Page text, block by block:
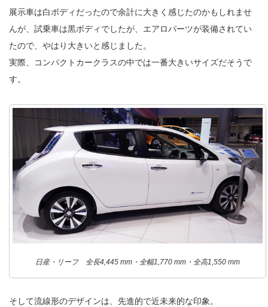
展示車は白ボディだったので余計に大きく感じたのかもしれませ
んが、試乗車は黒ボディでしたが、エアロパーツが装備されてい
たので、やはり大きいと感じました。
実際、コンパクトカークラスの中では一番大きいサイズだそうで
す。
日産・リーフ 全長4,445 mm・全幅1,770 mm・全高1,550 mm
そして流線形のデザインは、先進的で近未来的な印象。